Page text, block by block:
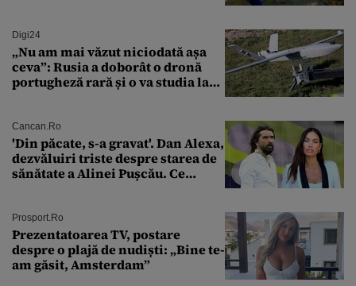
Digi24
„Nu am mai văzut niciodată așa
ceva”: Rusia a doborât o dronă
portugheză rară și o va studia la
Cancan.ro
'Din păcate, s-a gravat'. Dan Alexa,
dezvăluiri triste despre starea de
sănătate a Alinei Pușcău. Ce
Prosport.ro
Prezentatoarea TV, postare
despre o plajă de nudiști: „Bine te-
am găsit, Amsterdam”